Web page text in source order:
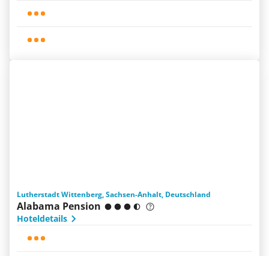
Lutherstadt Wittenberg, Sachsen-Anhalt, Deutschland
Alabama Pension
Hoteldetails